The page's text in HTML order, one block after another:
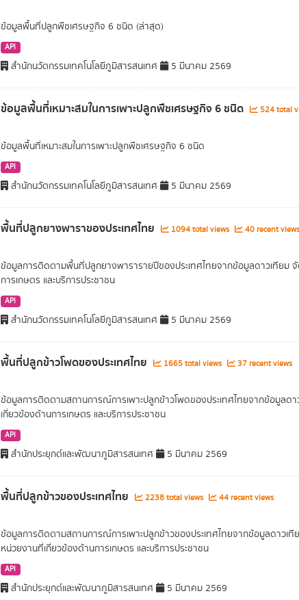
ข้อมูลพื้นที่ปลูกพืชเศรษฐกิจ 6 ชนิด (ล่าสุด)
API
สำนักนวัตกรรมเทคโนโลยีภูมิสารสนเทศ 5 มีนาคม 2569
ข้อมูลพื้นที่เหมาะสมในการเพาะปลูกพืชเศรษฐกิจ 6 ชนิด 524 total
ข้อมูลพื้นที่เหมาะสมในการเพาะปลูกพืชเศรษฐกิจ 6 ชนิด
API
สำนักนวัตกรรมเทคโนโลยีภูมิสารสนเทศ 5 มีนาคม 2569
พื้นที่ปลูกยางพาราของประเทศไทย 1094 total views 40 recent views
ข้อมูลการติดตามพื้นที่ปลูกยางพารารายปีของประเทศไทยจากข้อมูลดาวเทียม
การเกษตร และบริการประชาชน
API
สำนักนวัตกรรมเทคโนโลยีภูมิสารสนเทศ 5 มีนาคม 2569
พื้นที่ปลูกข้าวโพดของประเทศไทย 1665 total views 37 recent views
ข้อมูลการติดตามสถานการณ์การเพาะปลูกข้าวโพดของประเทศไทยจากข้อมูลด
เกี่ยวข้องด้านการเกษตร และบริการประชาชน
API
สำนักประยุกต์และพัฒนาภูมิสารสนเทศ 5 มีนาคม 2569
พื้นที่ปลูกข้าวของประเทศไทย 2238 total views 44 recent views
ข้อมูลการติดตามสถานการณ์การเพาะปลูกข้าวของประเทศไทยจากข้อมูลดาวเ
หน่วยงานที่เกี่ยวข้องด้านการเกษตร และบริการประชาชน
API
สำนักประยุกต์และพัฒนาภูมิสารสนเทศ 5 มีนาคม 2569